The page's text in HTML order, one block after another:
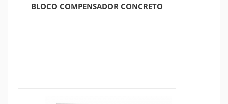
BLOCO COMPENSADOR CONCRETO